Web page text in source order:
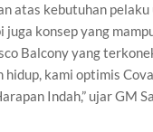
atas kebutuhan
konsep yang
Balcony yang
kami optimis
Indah,” ujar GM